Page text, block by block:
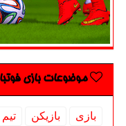
موضوعات بازی
بازی بازیكن تیم